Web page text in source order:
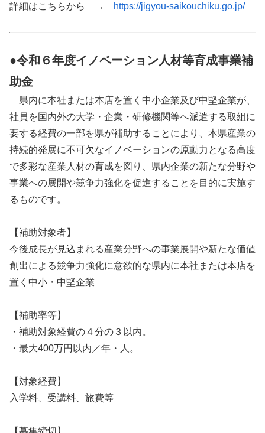
詳細はこちらから → https://jigyou-saikouchiku.go.jp/
●令和６年度イノベーション人材等育成事業補
助金
県内に本社または本店を置く中小企業及び中堅企業が、
社員を国内外の大学・企業・研修機関等へ派遣する取組に
要する経費の一部を県が補助することにより、本県産業の
持続的発展に不可欠なイノベーションの原動力となる高度
で多彩な産業人材の育成を図り、県内企業の新たな分野や
事業への展開や競争力強化を促進することを目的に実施す
るものです。
【補助対象者】
今後成長が見込まれる産業分野への事業展開や新たな価値
創出による競争力強化に意欲的な県内に本社または本店を
置く中小・中堅企業
【補助率等】
・補助対象経費の４分の３以内。
・最大400万円以内／年・人。
【対象経費】
入学料、受講料、旅費等